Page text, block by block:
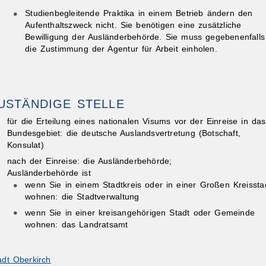
Studienbegleitende Praktika in einem Betrieb ändern den
Aufenthaltszweck nicht. Sie benötigen eine zusätzliche
Bewilligung der Ausländerbehörde. Sie muss gegebenenfalls
die Zustimmung der Agentur für Arbeit einholen.
STELLE
für die Erteilung eines nationalen Visums vor der Einreise in das
Bundesgebiet: die deutsche Auslandsvertretung (Botschaft,
Konsulat)
nach der Einreise: die Ausländerbehörde;
Ausländerbehörde ist
wenn Sie in einem Stadtkreis oder in einer Großen
wohnen: die Stadtverwaltung
wenn Sie in einer kreisangehörigen Stadt oder Gemeinde
wohnen: das Landratsamt
Oberkirch